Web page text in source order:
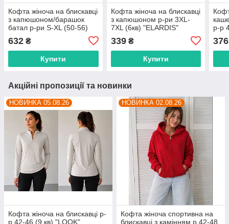
Кофта жіноча на блискавці
з капюшоном/барашок
батал р-ри S-XL (50-56)
(7кв) "LOOK" недорого від
прямого постачальника
632 ₴
Купити
Кофта жіноча на блискавці
з капюшоном р-ри 3XL-
7XL (6кв) "ELARDIS"
постачальника
339₴
Купити
р-р
376
Акційні пропозиції та новинки
НОВИНКА 05.08.26
Кофта жіноча на блискавці р-
р 42-46 (9 кв) "LOOK"
НОВИНКА 02.08.26
Кофта жіноча спортивна на
блискавці з камінням р.42-48